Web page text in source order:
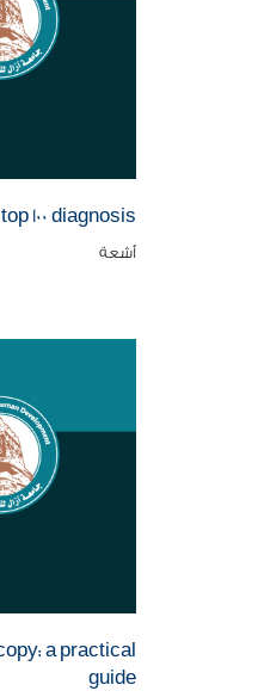
100 diagnosis
أشعة
a practical
guide